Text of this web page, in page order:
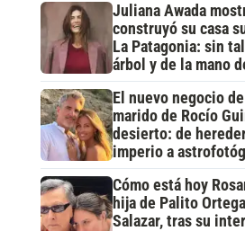
Juliana Awada
construyó su casa
La Patagonia: sin
árbol y de la mano
El nuevo negocio
marido de Rocío
desierto: de
imperio a
Cómo está hoy
hija de Palito
Salazar, tras su